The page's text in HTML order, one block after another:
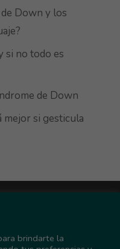
Down y los
si no todo es
de Down
mejor si gesticula
de pagos
brindarte la